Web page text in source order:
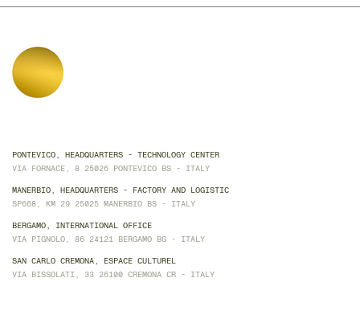
PONTEVICO, HEADQUARTERS - TECHNOLOGY CENTER
VIA FORNACE, 8 25026 PONTEVICO BS - ITALY
MANERBIO, HEADQUARTERS - FACTORY AND LOGISTIC
SP668, KM 29 25025 MANERBIO BS - ITALY
BERGAMO, INTERNATIONAL OFFICE
VIA PIGNOLO, 86 24121 BERGAMO BG - ITALY
SAN CARLO CREMONA, ESPACE CULTUREL
VIA BISSOLATI, 33 26100 CREMONA CR - ITALY